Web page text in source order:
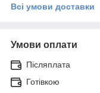
Всі умови доставки
Умови оплати
Післяплата
Готівкою